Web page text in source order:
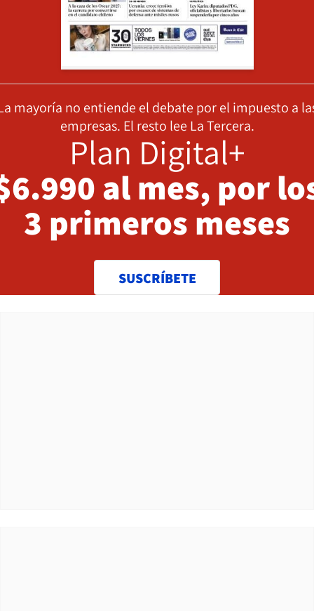
mayoría no entiende el debate por el impuesto a
empresas. El resto lee La Tercera.
Plan Digital+
al mes, por
3 primeros meses
SUSCRÍBETE